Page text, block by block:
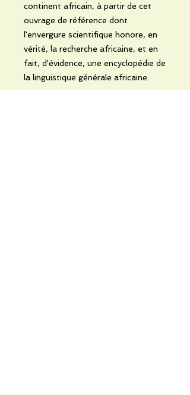
continent africain, à partir de cet
ouvrage de référence dont
l'envergure scientifique honore, en
vérité, la recherche africaine, et en
fait, d'évidence, une encyclopédie de
la linguistique générale africaine.